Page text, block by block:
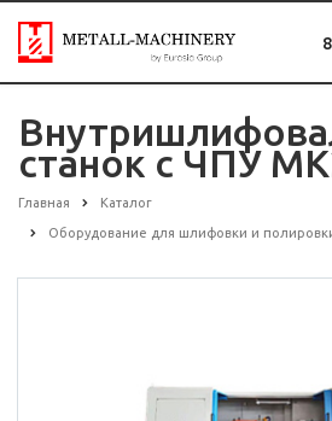
станок с ЧПУ
Главная Каталог
Оборудование для шлифовки и